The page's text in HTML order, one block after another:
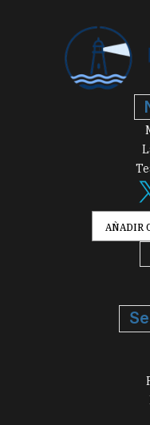
AÑADIR